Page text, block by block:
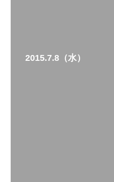
2015.7.8（水）